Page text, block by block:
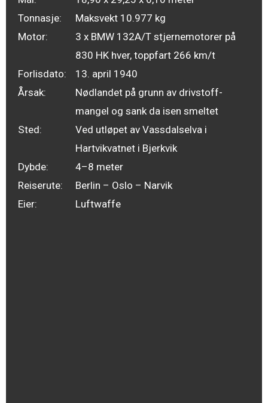
Tonnasje:
Maksvekt 10.977 kg
Motor:
3 x BMW 132A/T stjernemotorer på
830 HK hver, toppfart 266 km/t
Forlisdato:
13. april 1940
Årsak:
Nødlandet på grunn av drivstoff­
mangel og sank da isen smeltet
Sted:
Ved utløpet av Vassdalselva i
Hartvikvatnet i Bjerkvik
Dybde:
4–8 meter
Reiserute:
Berlin – Oslo – Narvik
Eier:
Luftwaffe